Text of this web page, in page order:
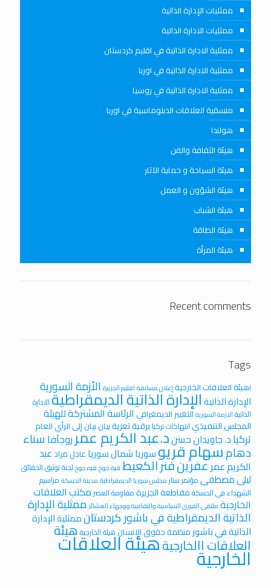
ممثليات الإدارة الذاتية
ممثليات الادارة الذاتية
ممثلية الادارة الذاتية في اقليم كردستان
ممثلية الادارة الذاتية في اوربا
ممثلية الادارة الذاتية في روسيا
منسقية العلاقات الدبلوماسية في اوربا
هولندا
هيئة الثقافة والفن
هيئة السياحة و حماية الآثار
هيئة الشؤون و العمل
هيئة الشباب
هيئة الطاقة
هيئة المرأة
Recent comments
Tags
iهيئة العلاقات الخارجية إعلان مسابقة اقليم الجزيرة الأزمة السورية
الإدارة الذاتيةالإدارة الذاتية الديمقراطيةالادارة
الذاتية الازمة السوريةالتغيير الديمغرافي الرئاسة المشتركة للهيئة
المجلس التنفيذيانتهاكات تركيا برقية تعزيةبيان بيان إلى الرأي العام
تركياد. جاويدان حسند.عبد الكريم عمرروجآفاسناء
دهامسهام قريوسورياشمال سورياعادل مرادعبد
الكريم عمرعفرينفنر الكعيط قرة جوخ قره جوخ لجنة توثيق الحقائق
ليلى مصطفىمؤتمر ستار مجلس سوريا الديمقراطية مدينة الحسكة مراسيم
الشهداء في الحسكةمقاطعة الجزيرةمقاومة العصرمكتب العلاقات
الخارجية ملتقى القوى السياسية والثقافية ووجهاء العشائر ممثلية الإدارة
الذاتية الديمقراطية في باشور كردستانممثلية الإدارة
الذاتية في باشور منظمة حقوق الانسان هيئة الخارجية هيئة
العلاقات االخارجيةهيئة العلاقات الخارجية